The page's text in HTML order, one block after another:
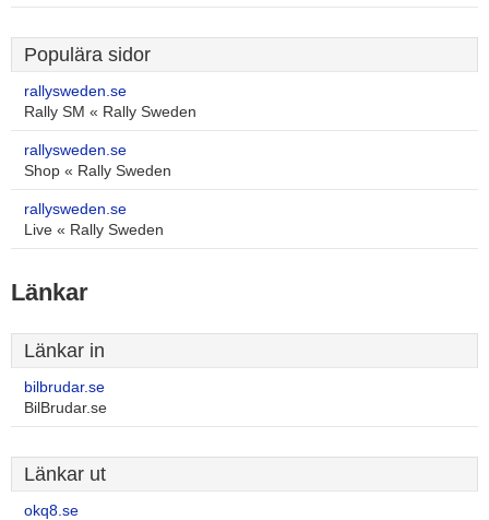
Populära sidor
rallysweden.se
Rally SM « Rally Sweden
rallysweden.se
Shop « Rally Sweden
rallysweden.se
Live « Rally Sweden
Länkar
Länkar in
bilbrudar.se
BilBrudar.se
Länkar ut
okq8.se